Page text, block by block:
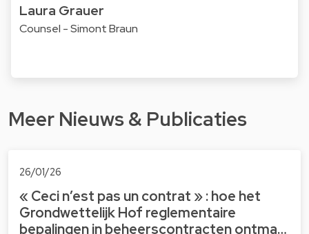
Laura Grauer
Counsel - Simont Braun
Meer Nieuws & Publicaties
26/01/26
« Ceci n’est pas un contrat » : hoe het
Grondwettelijk Hof reglementaire
bepalingen in beheerscontracten ontma…